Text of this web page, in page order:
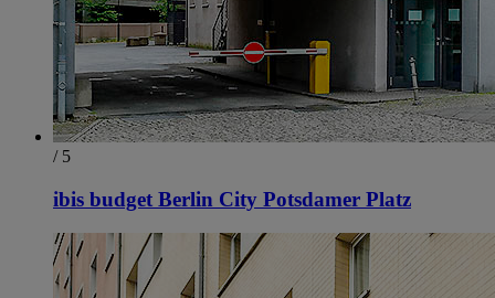
/ 5
ibis budget Berlin City Potsdamer Platz